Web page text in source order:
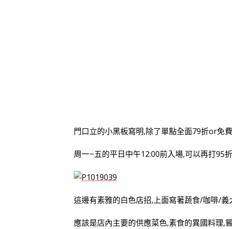
門口立的小黑板寫明,除了單點全面79折or免
周一~五的平日中午12:00前入場,可以再打95
這邊有素雅的白色店招,上面寫著蔬食/咖啡/義
應該是店內主要的供應菜色,素食的異國料理,